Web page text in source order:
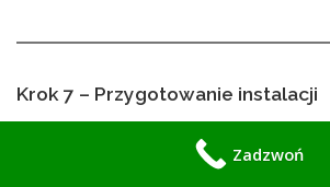
Krok 7 – Przygotowanie instalacji
przygotowanie tras kablowych,
Zadzwoń